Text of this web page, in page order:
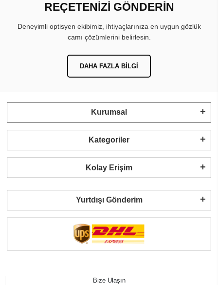
REÇETENİZİ GÖNDERİN
Deneyimli optisyen ekibimiz, ihtiyaçlarınıza en uygun gözlük
camı çözümlerini belirlesin.
DAHA FAZLA BILGI
Kurumsal
Kategoriler
Kolay Erişim
Yurtdışı Gönderim
Bize Ulaşın